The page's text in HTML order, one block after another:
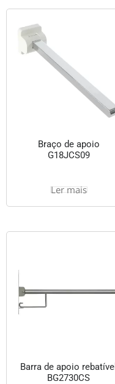
Braço de apoio
G18JCS09
Ler mais
Barra de apoio rebatível
BG2730CS